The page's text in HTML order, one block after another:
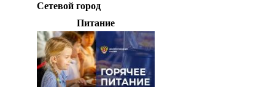
Сетевой город
Питание